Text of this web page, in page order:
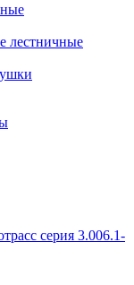
лестничные
серия 3.006.1-